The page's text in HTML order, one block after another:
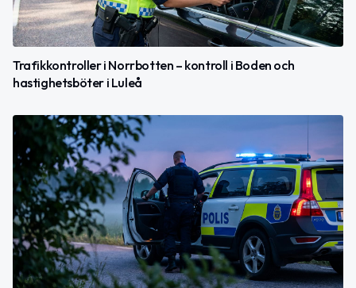
Trafikkontroller i Norrbotten – kontroll i Boden och
hastighetsböter i Luleå